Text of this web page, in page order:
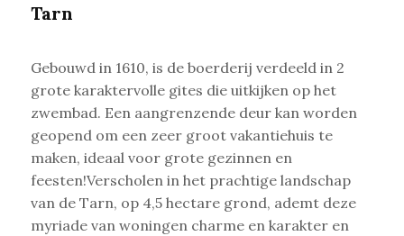
Tarn
Gebouwd in 1610, is de boerderij verdeeld in 2
grote karaktervolle gites die uitkijken op het
zwembad. Een aangrenzende deur kan worden
geopend om een zeer groot vakantiehuis te
maken, ideaal voor grote gezinnen en
feesten!Verscholen in het prachtigelandschap
van de Tarn, op 4,5 hectare grond, ademt deze
myriade van woningen charme en karakter en